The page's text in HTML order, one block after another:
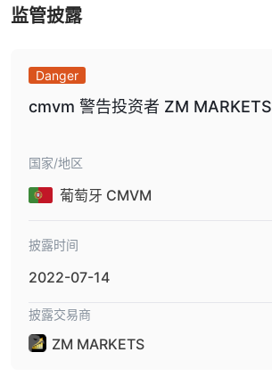
监管披露
Danger
cmvm 警告投资者 ZM MARKETS
国家/地区
葡萄牙 CMVM
披露时间
2022-07-14
披露交易商
ZM MARKETS